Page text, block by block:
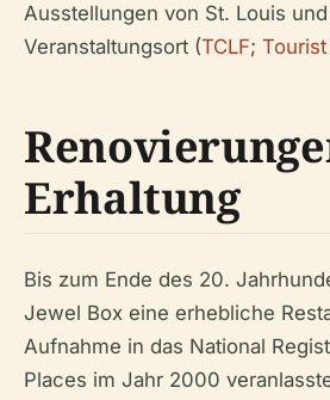
Ausstellungen von St. Louis
Veranstaltungsort (TCLF;
Erhaltung
Bis zum Ende des 20.
Jewel Box eine erhebliche
Aufnahme in das National
Places im Jahr 2000